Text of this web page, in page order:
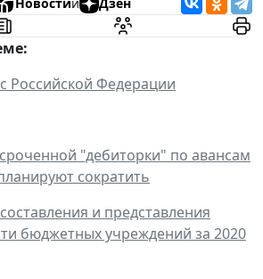
Российской Федерации
"дебиторки" по авансам
сократить
и представления
бюджетных учреждений за 2020